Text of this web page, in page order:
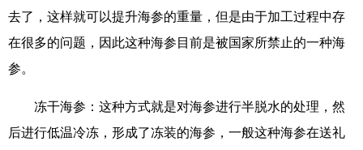
去了，这样就可以提升海参的重量，但是由于加工过程中存
在很多的问题，因此这种海参目前是被国家所禁止的一种海
参。
冻干海参：这种方式就是对海参进行半脱水的处理，然
后进行低温冷冻，形成了冻装的海参，一般这种海参在送礼